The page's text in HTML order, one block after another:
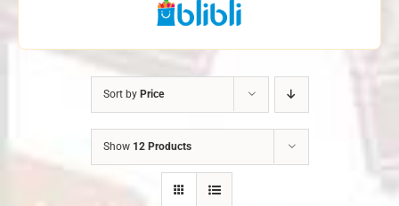
Sort by Price
Show 12 Products